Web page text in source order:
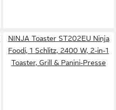
NINJA Toaster ST202EU Ninja
Foodi, 1 Schlitz, 2400 W, 2-in-1
Toaster, Grill & Panini-Presse